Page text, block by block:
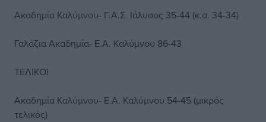
Ακαδημία Καλύμνου- Γ.Α.Σ. Ιάλυσος 35-44 (κ.α. 34-34)
Γαλάζια Ακαδημία- Ε.Α. Καλύμνου 86-43
ΤΕΛΙΚΟΙ
Ακαδημία Καλύμνου- Ε.Α. Καλύμνου 54-45 (μικρός
τελικός)